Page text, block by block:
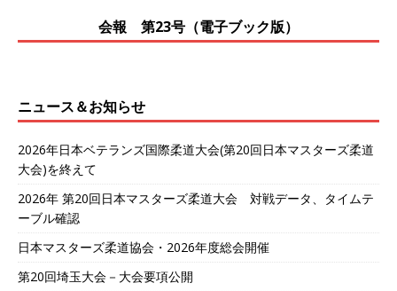
会報 第23号（電子ブック版）
ニュース＆お知らせ
2026年日本ベテランズ国際柔道大会(第20回日本マスターズ柔道
大会)を終えて
2026年 第20回日本マスターズ柔道大会 対戦データ、タイムテ
ーブル確認
日本マスターズ柔道協会・2026年度総会開催
第20回埼玉大会－大会要項公開